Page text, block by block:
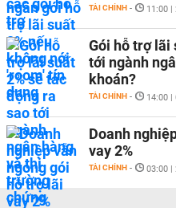
TÀI CHÍNH - 11:00
Gói hỗ trợ lãi
tới ngành
khoán?
TÀI CHÍNH - 14:00
Doanh
vay 2%
TÀI CHÍNH - 03:00 |